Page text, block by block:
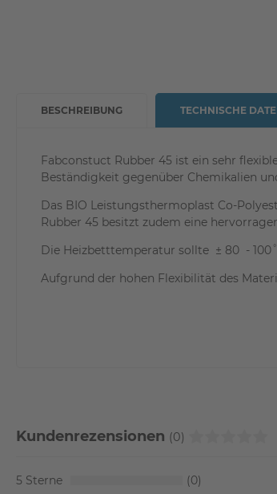
BESCHREIBUNG
Fabconstuct Rubber 45 ist ein sehr
Beständigkeit gegenüber Chemikalien
Das BIO Leistungsthermoplast Co-
Rubber 45 besitzt zudem eine
Die Heizbetttemperatur sollte ± 80 -
Aufgrund der hohen Flexibilität des
TECHNISCHE
Kundenrezensionen (0)
5
0